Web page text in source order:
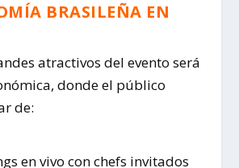
BRASILEÑA EN
atractivos del evento será
donde el público
de:
en vivo con chefs invitados